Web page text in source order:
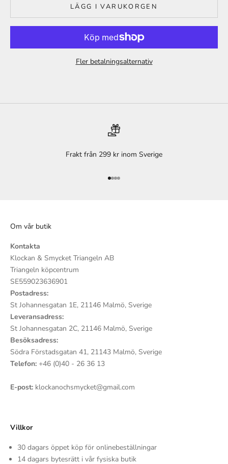
LÄGG I VARUKORGEN
Fler betalningsalternativ
Frakt från 299 kr inom Sverige
Gå till 1
Gå till 2
Gå till 3
Gå till 4
Om vår butik
Kontakta
Klockan & Smycket Triangeln AB
Triangeln köpcentrum
SE559023636901
Postadress:
St Johannesgatan 1E, 21146 Malmö, Sverige
Leveransadress:
St Johannesgatan 2C, 21146 Malmö, Sverige
Besöksadress:
Södra Förstadsgatan 41, 21143 Malmö, Sverige
Telefon: +46 (0)40 - 26 36 13
E-post: klockanochsmycket@gmail.com
Villkor
30 dagars öppet köp för onlinebeställningar
14 dagars bytesrätt i vår fysiska butik